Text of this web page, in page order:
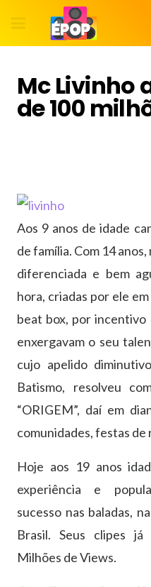
Mc Livinho
de 100
Aos 9 anos de idade
de família. Com 14
diferenciada e bem
hora, criadas por ele
beat box, por incentivo
enxergavam o seu
cujo apelido
Batismo, resolveu
“ORIGEM”, daí em
comunidades, festas de
Hoje aos 19 anos
experiência e
sucesso nas baladas,
Brasil. Seus clipes já
Milhões de Views.